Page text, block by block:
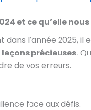
et ce qu’elle
l’année 2025, il
précieuses.
de vos erreurs.
face aux défis.